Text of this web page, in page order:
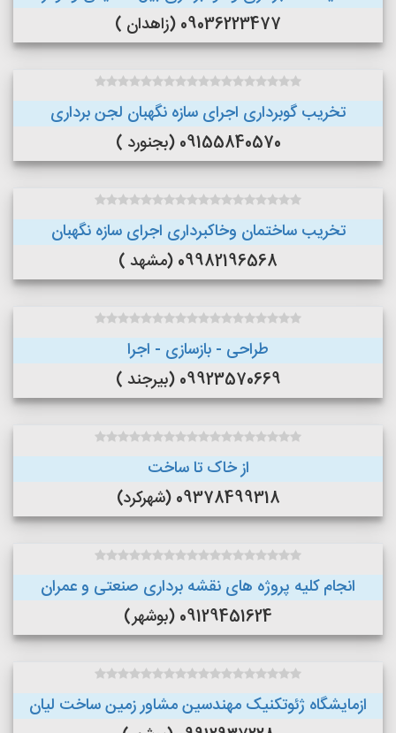
09036223477 (زاهدان )
تخریب گوبرداری اجرای سازه نگهبان لجن برداری
09155840570 (بجنورد )
تخریب ساختمان وخاکبرداری اجرای سازه نگهبان
09982196568 (مشهد )
طراحی - بازسازی - اجرا
09923570669 (بیرجند )
از خاک تا ساخت
09378499318 (شهرکرد)
انجام کلیه پروژه های نقشه برداری صنعتی و عمران
09129451624 (بوشهر)
ازمایشگاه ژئوتکنیک مهندسین مشاور زمین ساخت لیان